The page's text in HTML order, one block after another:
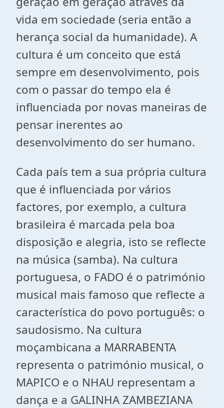
vida em sociedade (seria então a
herança social da humanidade). A
cultura é um conceito que está
sempre em desenvolvimento, pois
com o passar do tempo ela é
influenciada por novas maneiras de
pensar inerentes ao
desenvolvimento do ser humano.
Cada país tem a sua própria cultura
que é influenciada por vários
factores, por exemplo, a cultura
brasileira é marcada pela boa
disposição e alegria, isto se reflecte
na música (samba). Na cultura
portuguesa, o FADO é o património
musical mais famoso que reflecte a
característica do povo português: o
saudosismo. Na cultura
moçambicana a MARRABENTA
representa o património musical, o
MAPICO e o NHAU representam a
dança e a GALINHA ZAMBEZIANA